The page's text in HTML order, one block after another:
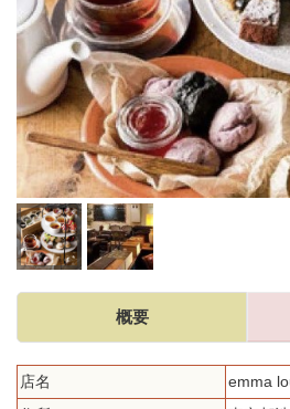
概要
店名
emma